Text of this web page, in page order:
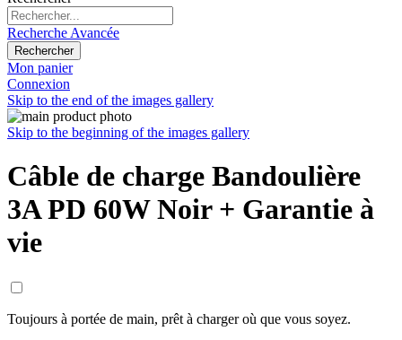
Recherche Avancée
Rechercher
Mon panier
Connexion
Skip to the end of the images gallery
Skip to the beginning of the images gallery
Câble de charge Bandoulière
3A PD 60W Noir + Garantie à
vie
Toujours à portée de main, prêt à charger où que vous soyez.